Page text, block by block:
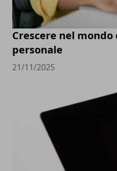
Crescere nel
personale
21/11/2025